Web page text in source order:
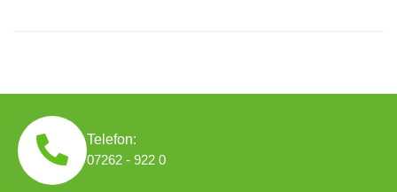
Telefon:
07262 - 922 0